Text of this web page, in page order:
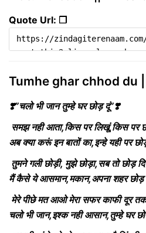
Quote Url: ❐
Tumhe ghar chhod du
❣️”चलो भी जान तुम्हे घर छोड़ दूं”❣️
समझ नही आता,किस पर लिखूं,किस पर
अब क्या करूं इन बातों का,इन्हे यही पर
तुमने गली छोड़ी, मुझे छोड़ा,सब तो छोड़
मैं कैसे ये आसमान,मकान,अपना शहर छोड़
मेरे पीछे मत आओ मेरा सफर काफी दूर
चलो भी जान,इश्क नही आसान,तुम्हे घर